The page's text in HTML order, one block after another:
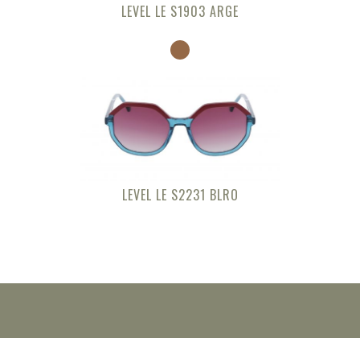
LEVEL LE S1903 ARGE
LEVEL LE S2231 BLRO